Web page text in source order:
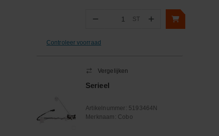
− Aantal
ST +
Controleer voorraad
Vergelijken
Serieel
Artikelnummer: 5193464N
Merknaam: Cobo